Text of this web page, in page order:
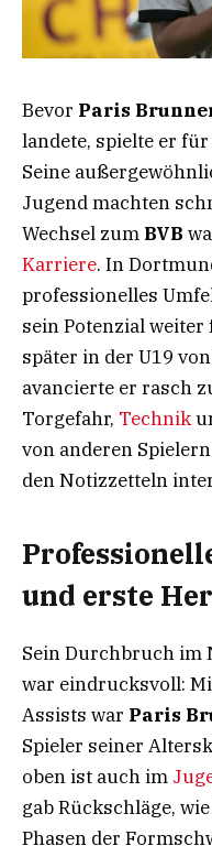
Bevor Paris
landete, spielte er
Seine
Jugend machten
Wechsel zum BVB
Karriere. In
professionelles
sein Potenzial
später in der U19
avancierte er rasch
Torgefahr, Technik
von anderen
den Notizzetteln
und erste
Sein Durchbruch im
war eindrucksvoll:
Assists war Paris
Spieler seiner
oben ist auch im
gab Rückschläge,
Phasen der